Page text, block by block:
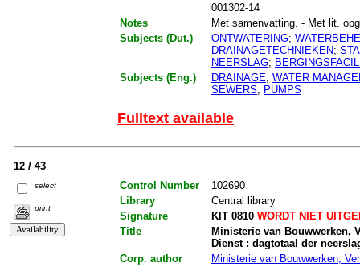
001302-14
Notes
Met samenvatting. - Met lit.
Subjects (Dut.)
ONTWATERING;
DRAINAGETECHNIEKEN;
NEERSLAG;
Subjects (Eng.)
DRAINAGE; WATER
SEWERS; PUMPS
Fulltext available
12 / 43
select
print
Control Number
102690
Library
Central library
Signature
KIT 0810WORDT NIET
Title
Ministerie van Bouwwerken,
Dienst : dagtotaal der
Corp. author
Ministerie van Bouwwerken,